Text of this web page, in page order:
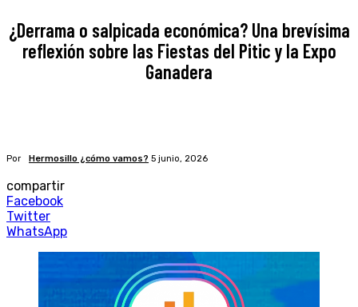
¿Derrama o salpicada económica? Una brevísima
reflexión sobre las Fiestas del Pitic y la Expo
Ganadera
Por Hermosillo ¿cómo vamos? 5 junio, 2026
compartir
Facebook
Twitter
WhatsApp